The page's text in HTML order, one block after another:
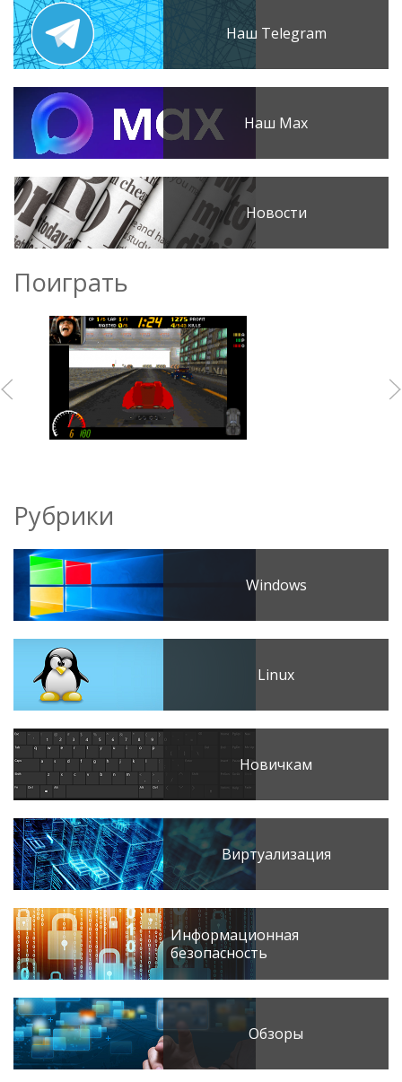
Наш Telegram
Наш Max
Новости
Поиграть
Рубрики
Windows
Linux
Новичкам
Виртуализация
Информационная
безопасность
Обзоры